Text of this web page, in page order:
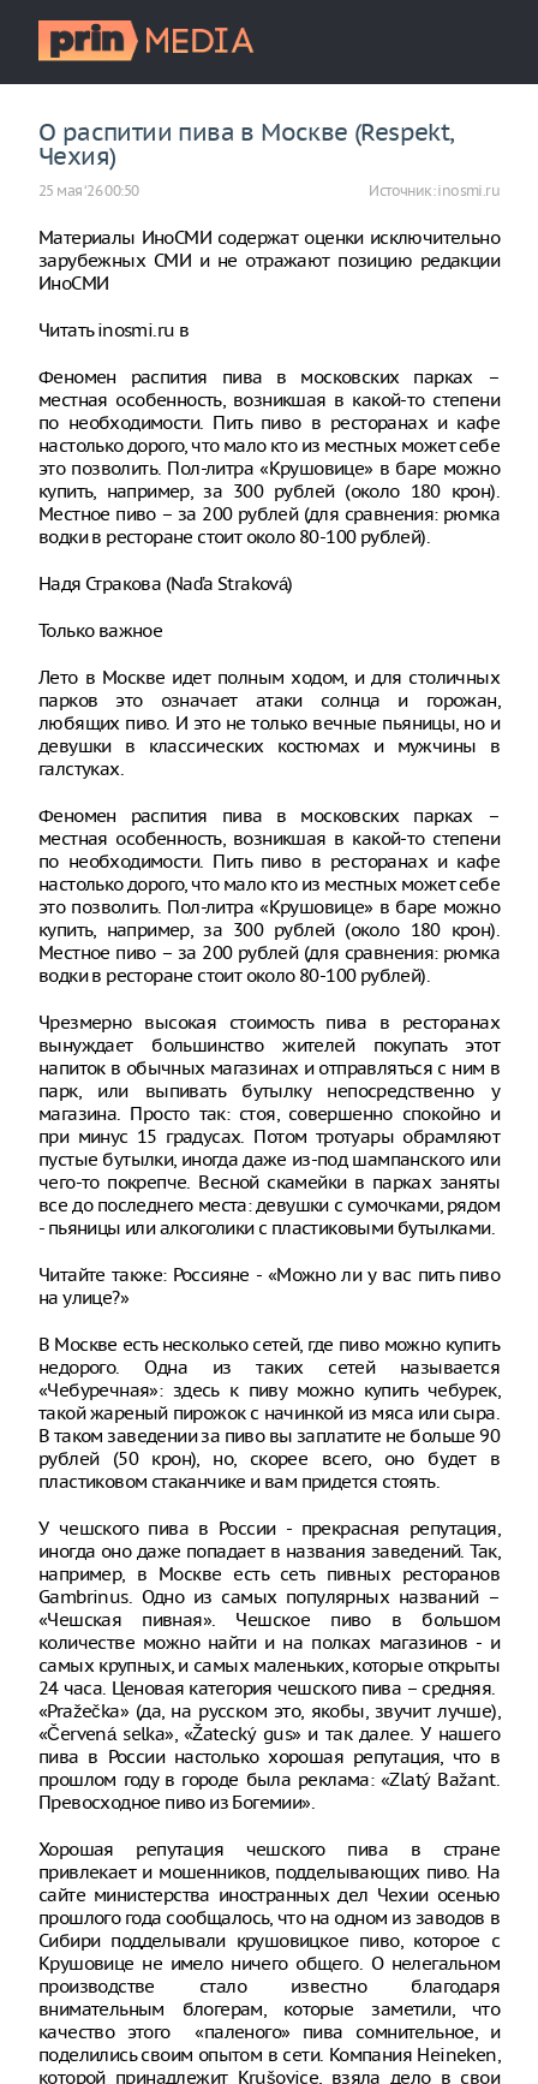
О распитии пива в Москве (Respekt,
Чехия)
25 мая ‘26 00:50 Источник:inosmi.ru
Материалы ИноСМИ содержат оценки исключительно
зарубежных СМИ и не отражают позицию редакции
ИноСМИ
Читать inosmi.ru в
Феномен распития пива в московских парках –
местная особенность, возникшая в какой-то степени
по необходимости. Пить пиво в ресторанах и кафе
настолько дорого, что мало кто из местных может себе
это позволить. Пол-литра «Крушовице» в баре можно
купить, например, за 300 рублей (около 180 крон).
Местное пиво – за 200 рублей (для сравнения: рюмка
водки в ресторане стоит около 80-100 рублей).
Надя Стракова (Naďa Straková)
Только важное
Лето в Москве идет полным ходом, и для столичных
парков это означает атаки солнца и горожан,
любящих пиво. И это не только вечные пьяницы, но и
девушки в классических костюмах и мужчины в
галстуках.
Феномен распития пива в московских парках –
местная особенность, возникшая в какой-то степени
по необходимости. Пить пиво в ресторанах и кафе
настолько дорого, что мало кто из местных может себе
это позволить. Пол-литра «Крушовице» в баре можно
купить, например, за 300 рублей (около 180 крон).
Местное пиво – за 200 рублей (для сравнения: рюмка
водки в ресторане стоит около 80-100 рублей).
Чрезмерно высокая стоимость пива в ресторанах
вынуждает большинство жителей покупать этот
напиток в обычных магазинах и отправляться с ним в
парк, или выпивать бутылку непосредственно у
магазина. Просто так: стоя, совершенно спокойно и
при минус 15 градусах. Потом тротуары обрамляют
пустые бутылки, иногда даже из-под шампанского или
чего-то покрепче. Весной скамейки в парках заняты
все до последнего места: девушки с сумочками, рядом
- пьяницы или алкоголики с пластиковыми бутылками.
Читайте также: Россияне - «Можно ли у вас пить пиво
на улице?»
В Москве есть несколько сетей, где пиво можно купить
недорого. Одна из таких сетей называется
«Чебуречная»: здесь к пиву можно купить чебурек,
такой жареный пирожок с начинкой из мяса или сыра.
В таком заведении за пиво вы заплатите не больше 90
рублей (50 крон), но, скорее всего, оно будет в
пластиковом стаканчике и вам придется стоять.
У чешского пива в России - прекрасная репутация,
иногда оно даже попадает в названия заведений. Так,
например, в Москве есть сеть пивных ресторанов
Gambrinus. Одно из самых популярных названий –
«Чешская пивная». Чешское пиво в большом
количестве можно найти и на полках магазинов - и
самых крупных, и самых маленьких, которые открыты
24 часа. Ценовая категория чешского пива – средняя.
«Pražečka» (да, на русском это, якобы, звучит лучше),
«Červená selka», «Žatecký gus» и так далее. У нашего
пива в России настолько хорошая репутация, что в
прошлом году в городе была реклама: «Zlatý Bažant.
Превосходное пиво из Богемии».
Хорошая репутация чешского пива в стране
привлекает и мошенников, подделывающих пиво. На
сайте министерства иностранных дел Чехии осенью
прошлого года сообщалось, что на одном из заводов в
Сибири подделывали крушовицкое пиво, которое с
Крушовице не имело ничего общего. О нелегальном
производстве стало известно благодаря
внимательным блогерам, которые заметили, что
качество этого «паленого» пива сомнительное, и
поделились своим опытом в сети. Компания Heineken,
которой принадлежит Krušovice, взяла дело в свои